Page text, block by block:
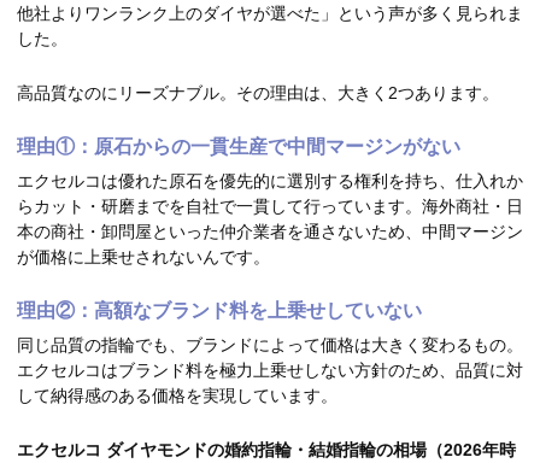
他社よりワンランク上のダイヤが選べた」という声が多く見られま
した。
高品質なのにリーズナブル。その理由は、大きく2つあります。
理由①：原石からの一貫生産で中間マージンがない
エクセルコは優れた原石を優先的に選別する権利を持ち、仕入れか
らカット・研磨までを自社で一貫して行っています。海外商社・日
本の商社・卸問屋といった仲介業者を通さないため、中間マージン
が価格に上乗せされないんです。
理由②：高額なブランド料を上乗せしていない
同じ品質の指輪でも、ブランドによって価格は大きく変わるもの。
エクセルコはブランド料を極力上乗せしない方針のため、品質に対
して納得感のある価格を実現しています。
エクセルコ ダイヤモンドの婚約指輪・結婚指輪の相場（2026年時